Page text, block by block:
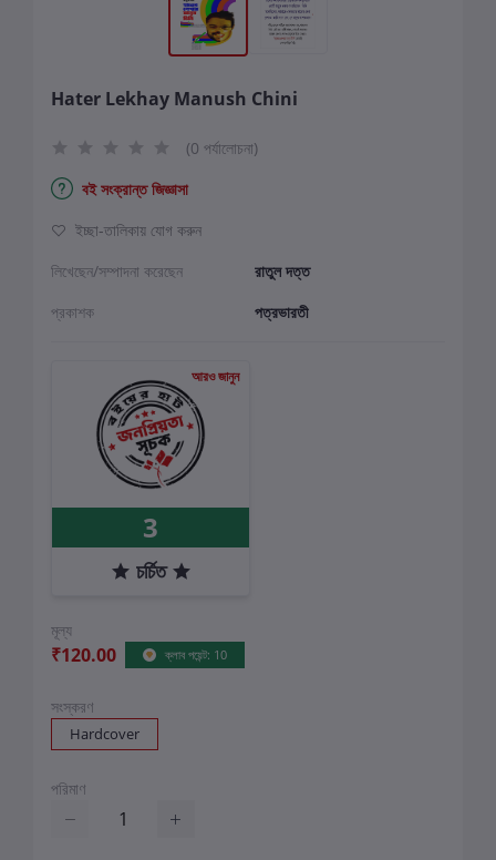
Hater Lekhay Manush Chini
(0 পর্যালোচনা)
বই সংক্রান্ত জিজ্ঞাসা
ইচ্ছা-তালিকায় যোগ করুন
লিখেছেন/সম্পাদনা করেছেন
রাতুল দত্ত
প্রকাশক
পত্রভারতী
আরও জানুন
3
চর্চিত
মূল্য
₹120.00 ক্লাব পয়েন্ট: 10
সংস্করণ
Hardcover
পরিমাণ